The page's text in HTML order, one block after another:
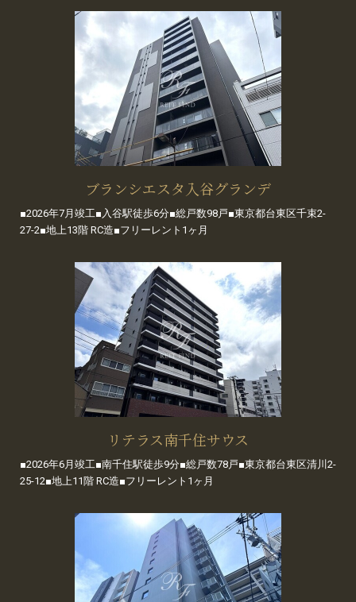
ブランシエスタ入谷グランデ
■2026年7月竣工■入谷駅徒歩6分■総戸数98戸■東京都台東区千束2-
27-2■地上13階 RC造■フリーレント1ヶ月
リテラス南千住サウス
■2026年6月竣工■南千住駅徒歩9分■総戸数78戸■東京都台東区清川2-
25-12■地上11階 RC造■フリーレント1ヶ月